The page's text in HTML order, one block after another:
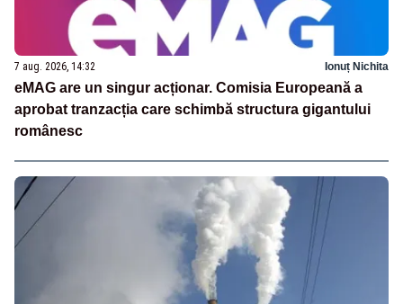
7 aug. 2026, 14:32 Ionuț Nichita
eMAG are un singur acționar. Comisia Europeană a
aprobat tranzacția care schimbă structura gigantului
românesc